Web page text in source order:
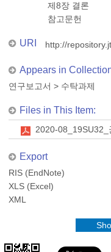
제8장 결론
참고문헌
URI http://
Appears in
연구보고서 > 수탁과제
Files in This Item:
2020-
Export
RIS (EndNote)
XLS (Excel)
XML